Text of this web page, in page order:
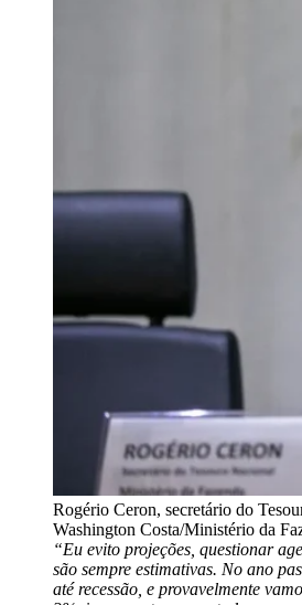
Rogério Ceron, secretário do
Washington Costa/Ministério da
“Eu evito projeções, questionar
são sempre estimativas. No ano
até recessão, e provavelmente